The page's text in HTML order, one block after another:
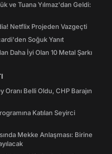
ve Tuana Yılmaz'dan Geldi:
Netflix Projeden Vazgeçti
Soğuk Yanıt
Daha İyi Olan 10 Metal Şarkı
Belli Oldu, CHP Barajın
Katılan Seyirci
Mekke Anlaşması: Birine